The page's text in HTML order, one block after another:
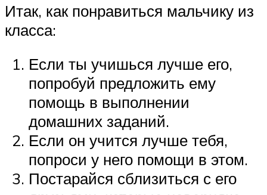
Итак, как понравиться мальчику из
класса:
Если ты учишься лучше его,
попробуй предложить ему
помощь в выполнении
домашних заданий.
Если он учится лучше тебя,
попроси у него помощи в этом.
Постарайся сблизиться с его